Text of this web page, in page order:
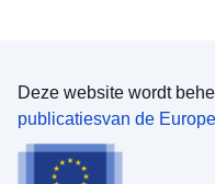
Deze website wordt
publicatiesvan de